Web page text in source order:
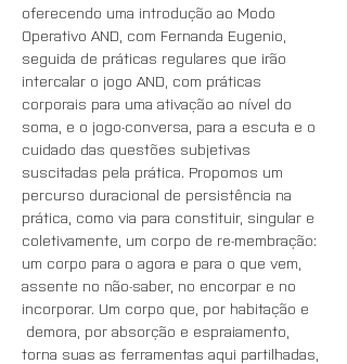
oferecendo uma introdução ao Modo
Operativo AND, com Fernanda Eugenio,
seguida de práticas regulares que irão
intercalar o jogo AND, com práticas
corporais para uma ativação ao nível do
soma, e o jogo-conversa, para a escuta e o
cuidado das questões subjetivas
suscitadas pela prática. Propomos um
percurso duracional de persistência na
prática, como via para constituir, singular e
coletivamente, um corpo de re-membração:
um corpo para o agora e para o que vem,
assente no não-saber, no encorpar e no
incorporar. Um corpo que, por habitação e
demora, por absorção e espraiamento,
torna suas as ferramentas aqui partilhadas,